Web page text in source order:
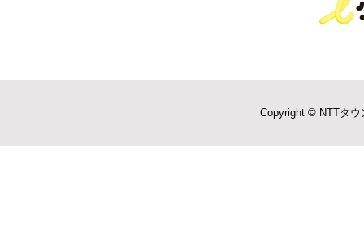
Copyright © NTTタウ